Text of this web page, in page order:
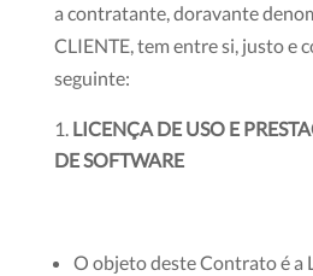
a contratante, doravante
CLIENTE, tem entre si, justo e
seguinte:
LICENÇA DE USO E
DE SOFTWARE
O objeto deste Contrato é a